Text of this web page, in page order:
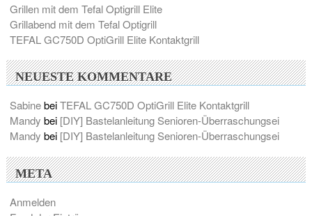
Grillen mit dem Tefal Optigrill Elite
Grillabend mit dem Tefal Optigrill
TEFAL GC750D OptiGrill Elite Kontaktgrill
NEUESTE KOMMENTARE
SabinebeiTEFAL GC750D OptiGrill Elite Kontaktgrill
Mandy bei [DIY] Bastelanleitung Senioren-Überraschungsei
Mandy bei [DIY] Bastelanleitung Senioren-Überraschungsei
META
Anmelden